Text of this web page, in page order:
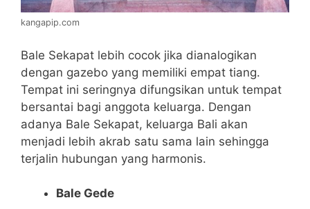
kangapip.com
Bale Sekapat lebih cocok jika dianalogikan
dengan gazebo yang memiliki empat tiang.
Tempat ini seringnya difungsikan untuk tempat
bersantai bagi anggota keluarga. Dengan
adanya Bale Sekapat, keluarga Bali akan
menjadi lebih akrab satu sama lain sehingga
terjalin hubungan yang harmonis.
Bale Gede